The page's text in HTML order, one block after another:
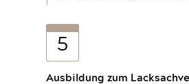
5
Ausbildung zum